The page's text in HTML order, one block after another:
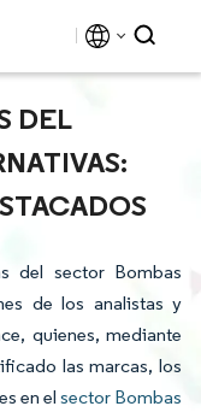
DEL
del sector Bombas
de los analistas y
quienes, mediante
las marcas, los
en el sector Bombas